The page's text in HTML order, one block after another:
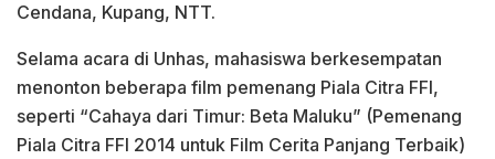
Cendana, Kupang, NTT.
Selama acara di Unhas, mahasiswa berkesempatan
menonton beberapa film pemenang Piala Citra FFI,
seperti “Cahaya dari Timur: Beta Maluku” (Pemenang
Piala Citra FFI 2014 untuk Film Cerita Panjang Terbaik)